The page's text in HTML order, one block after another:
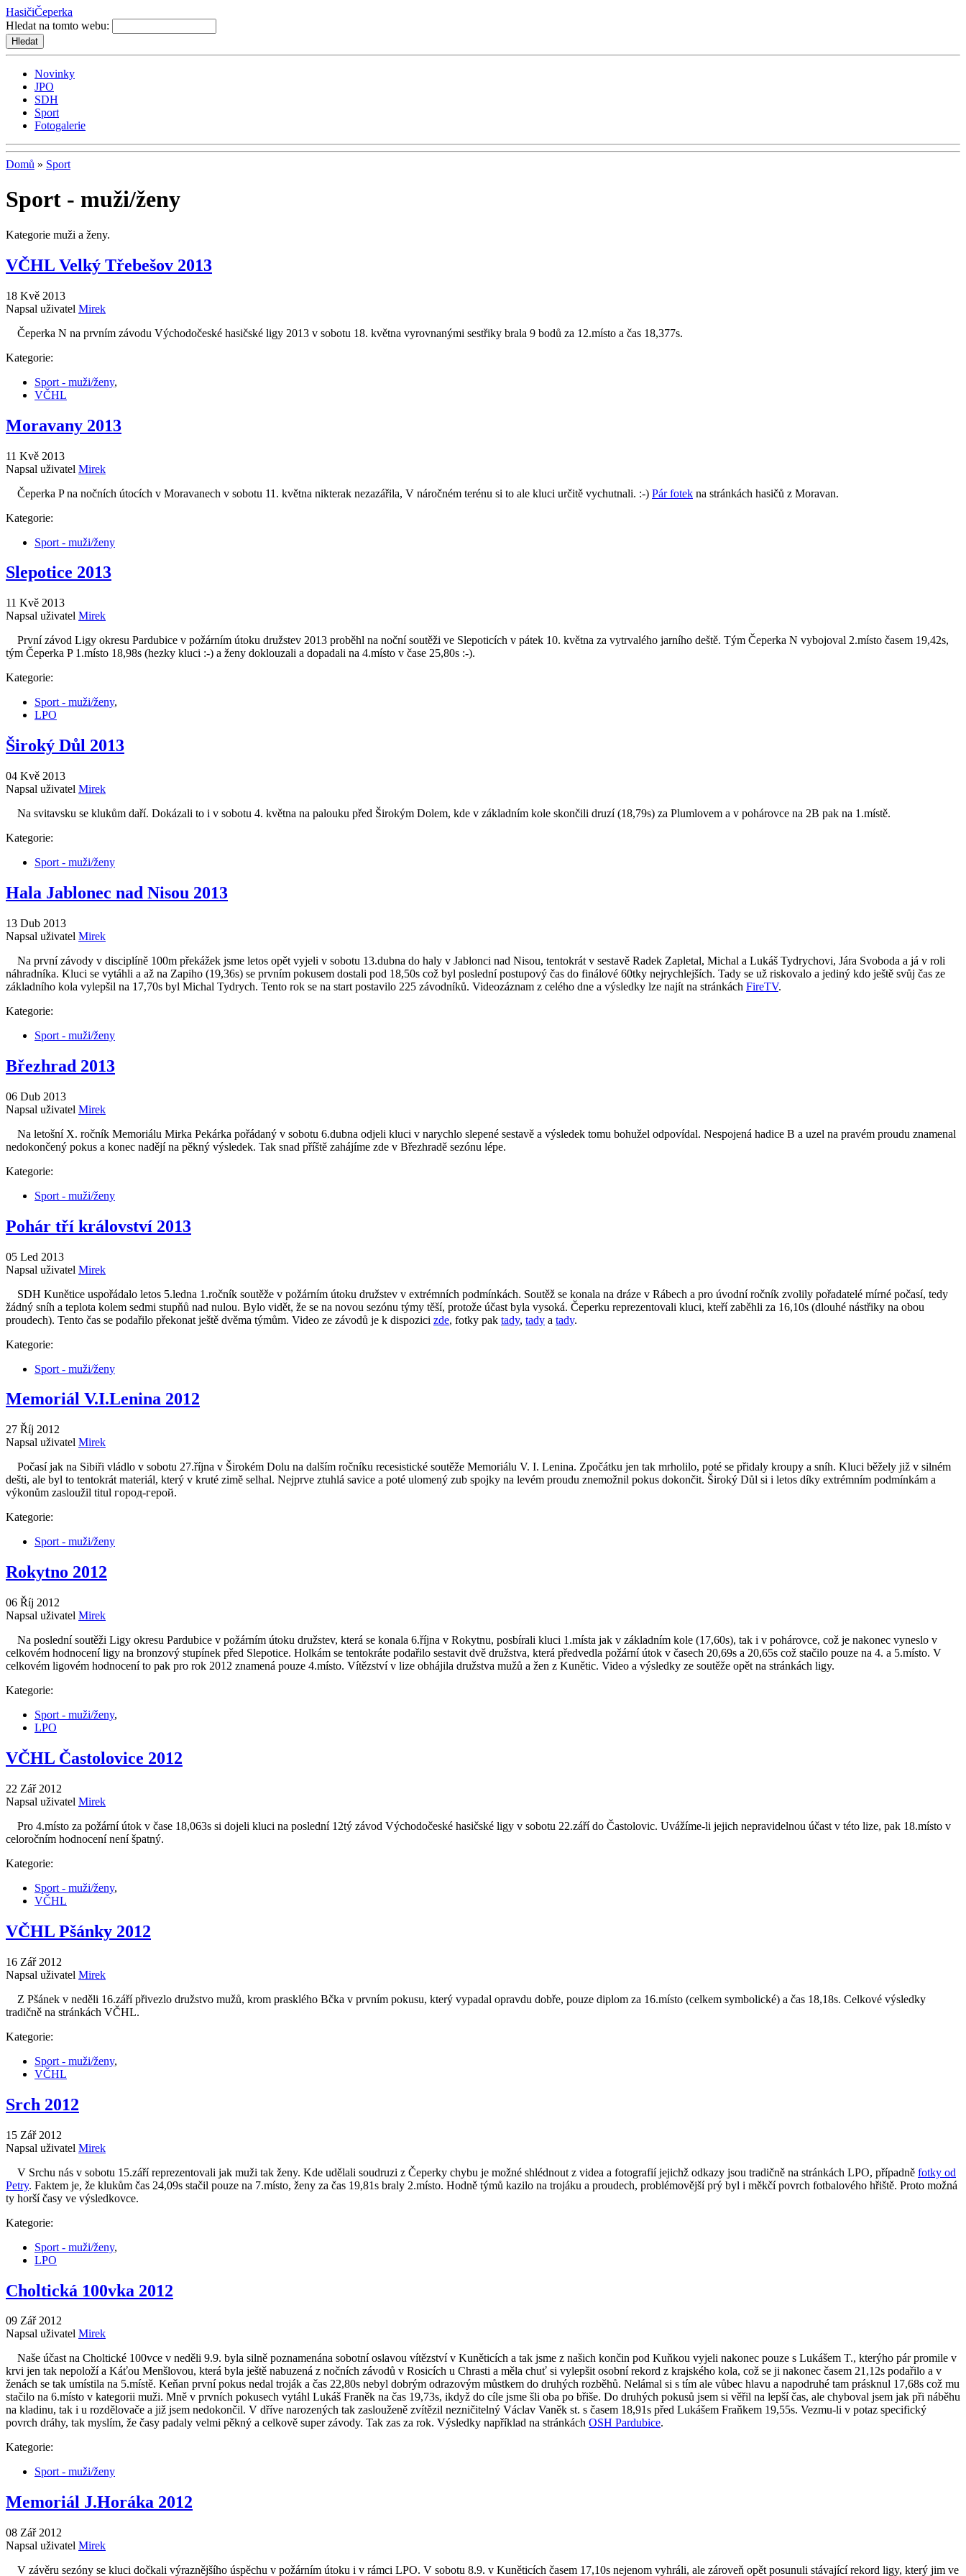
HasičiČeperka
Hledat na tomto webu:
Novinky
JPO
SDH
Sport
Fotogalerie
Domů » Sport
Sport - muži/ženy
Kategorie muži a ženy.
VČHL Velký Třebešov 2013
18 Kvě 2013
Napsal uživatel Mirek
Čeperka N na prvním závodu Východočeské hasičské ligy 2013 v sobotu 18. května vyrovnanými sestřiky brala 9 bodů za 12.místo a čas 18,377s.
Kategorie:
Sport - muži/ženy,
VČHL
Moravany 2013
11 Kvě 2013
Napsal uživatel Mirek
Čeperka P na nočních útocích v Moravanech v sobotu 11. května nikterak nezazářila, V náročném terénu si to ale kluci určitě vychutnali. :-) Pár fotek na stránkách hasičů z Moravan.
Kategorie:
Sport - muži/ženy
Slepotice 2013
11 Kvě 2013
Napsal uživatel Mirek
První závod Ligy okresu Pardubice v požárním útoku družstev 2013 proběhl na noční soutěži ve Slepoticích v pátek 10. května za vytrvalého jarního deště. Tým Čeperka N vybojoval 2.místo časem 19,42s,
tým Čeperka P 1.místo 18,98s (hezky kluci :-) a ženy doklouzali a dopadali na 4.místo v čase 25,80s :-).
Kategorie:
Sport - muži/ženy,
LPO
Široký Důl 2013
04 Kvě 2013
Napsal uživatel Mirek
Na svitavsku se klukům daří. Dokázali to i v sobotu 4. května na palouku před Širokým Dolem, kde v základním kole skončili druzí (18,79s) za Plumlovem a v pohárovce na 2B pak na 1.místě.
Kategorie:
Sport - muži/ženy
Hala Jablonec nad Nisou 2013
13 Dub 2013
Napsal uživatel Mirek
Na první závody v disciplíně 100m překážek jsme letos opět vyjeli v sobotu 13.dubna do haly v Jablonci nad Nisou, tentokrát v sestavě Radek Zapletal, Michal a Lukáš Tydrychovi, Jára Svoboda a já v roli
náhradníka. Kluci se vytáhli a až na Zapiho (19,36s) se prvním pokusem dostali pod 18,50s což byl poslední postupový čas do finálové 60tky nejrychlejších. Tady se už riskovalo a jediný kdo ještě svůj čas ze
základního kola vylepšil na 17,70s byl Michal Tydrych. Tento rok se na start postavilo 225 závodníků. Videozáznam z celého dne a výsledky lze najít na stránkách FireTV.
Kategorie:
Sport - muži/ženy
Březhrad 2013
06 Dub 2013
Napsal uživatel Mirek
Na letošní X. ročník Memoriálu Mirka Pekárka pořádaný v sobotu 6.dubna odjeli kluci v narychlo slepené sestavě a výsledek tomu bohužel odpovídal. Nespojená hadice B a uzel na pravém proudu znamenal
nedokončený pokus a konec nadějí na pěkný výsledek. Tak snad příště zahájíme zde v Březhradě sezónu lépe.
Kategorie:
Sport - muži/ženy
Pohár tří království 2013
05 Led 2013
Napsal uživatel Mirek
SDH Kunětice uspořádalo letos 5.ledna 1.ročník soutěže v požárním útoku družstev v extrémních podmínkách. Soutěž se konala na dráze v Rábech a pro úvodní ročník zvolily pořadatelé mírné počasí, tedy
žádný sníh a teplota kolem sedmi stupňů nad nulou. Bylo vidět, že se na novou sezónu týmy těší, protože účast byla vysoká. Čeperku reprezentovali kluci, kteří zaběhli za 16,10s (dlouhé nástřiky na obou
proudech). Tento čas se podařilo překonat ještě dvěma týmům. Video ze závodů je k dispozici zde, fotky pak tady, tady a tady.
Kategorie:
Sport - muži/ženy
Memoriál V.I.Lenina 2012
27 Říj 2012
Napsal uživatel Mirek
Počasí jak na Sibiři vládlo v sobotu 27.října v Širokém Dolu na dalším ročníku recesistické soutěže Memoriálu V. I. Lenina. Zpočátku jen tak mrholilo, poté se přidaly kroupy a sníh. Kluci běžely již v silném
dešti, ale byl to tentokrát materiál, který v kruté zimě selhal. Nejprve ztuhlá savice a poté ulomený zub spojky na levém proudu znemožnil pokus dokončit. Široký Důl si i letos díky extrémním podmínkám a
výkonům zasloužil titul город-герой.
Kategorie:
Sport - muži/ženy
Rokytno 2012
06 Říj 2012
Napsal uživatel Mirek
Na poslední soutěži Ligy okresu Pardubice v požárním útoku družstev, která se konala 6.října v Rokytnu, posbírali kluci 1.místa jak v základním kole (17,60s), tak i v pohárovce, což je nakonec vyneslo v
celkovém hodnocení ligy na bronzový stupínek před Slepotice. Holkám se tentokráte podařilo sestavit dvě družstva, která předvedla požární útok v časech 20,69s a 20,65s což stačilo pouze na 4. a 5.místo. V
celkovém ligovém hodnocení to pak pro rok 2012 znamená pouze 4.místo. Vítězství v lize obhájila družstva mužů a žen z Kunětic. Video a výsledky ze soutěže opět na stránkách ligy.
Kategorie:
Sport - muži/ženy,
LPO
VČHL Častolovice 2012
22 Zář 2012
Napsal uživatel Mirek
Pro 4.místo za požární útok v čase 18,063s si dojeli kluci na poslední 12tý závod Východočeské hasičské ligy v sobotu 22.září do Častolovic. Uvážíme-li jejich nepravidelnou účast v této lize, pak 18.místo v
celoročním hodnocení není špatný.
Kategorie:
Sport - muži/ženy,
VČHL
VČHL Pšánky 2012
16 Zář 2012
Napsal uživatel Mirek
Z Pšánek v neděli 16.září přivezlo družstvo mužů, krom prasklého Bčka v prvním pokusu, který vypadal opravdu dobře, pouze diplom za 16.místo (celkem symbolické) a čas 18,18s. Celkové výsledky
tradičně na stránkách VČHL.
Kategorie:
Sport - muži/ženy,
VČHL
Srch 2012
15 Zář 2012
Napsal uživatel Mirek
V Srchu nás v sobotu 15.září reprezentovali jak muži tak ženy. Kde udělali soudruzi z Čeperky chybu je možné shlédnout z videa a fotografií jejichž odkazy jsou tradičně na stránkách LPO, případně fotky od
Petry. Faktem je, že klukům čas 24,09s stačil pouze na 7.místo, ženy za čas 19,81s braly 2.místo. Hodně týmů kazilo na trojáku a proudech, problémovější prý byl i měkčí povrch fotbalového hřiště. Proto možná
ty horší časy ve výsledkovce.
Kategorie:
Sport - muži/ženy,
LPO
Choltická 100vka 2012
09 Zář 2012
Napsal uživatel Mirek
Naše účast na Choltické 100vce v neděli 9.9. byla silně poznamenána sobotní oslavou vítězství v Kuněticích a tak jsme z našich končin pod Kuňkou vyjeli nakonec pouze s Lukášem T., kterýho pár promile v
krvi jen tak nepoloží a Káťou Menšlovou, která byla ještě nabuzená z nočních závodů v Rosicích u Chrasti a měla chuť si vylepšit osobní rekord z krajského kola, což se ji nakonec časem 21,12s podařilo a v
ženách se tak umístila na 5.místě. Keňan první pokus nedal troják a čas 22,80s nebyl dobrým odrazovým můstkem do druhých rozběhů. Nelámal si s tím ale vůbec hlavu a napodruhé tam prásknul 17,68s což mu
stačilo na 6.místo v kategorii muži. Mně v prvních pokusech vytáhl Lukáš Franěk na čas 19,73s, ikdyž do cíle jsme šli oba po břiše. Do druhých pokusů jsem si věřil na lepší čas, ale chyboval jsem jak při náběhu
na kladinu, tak i u rozdělovače a již jsem nedokončil. V dříve narozených tak zaslouženě zvítězil nezničitelný Václav Vaněk st. s časem 18,91s před Lukášem Fraňkem 19,55s. Vezmu-li v potaz specifický
povrch dráhy, tak myslím, že časy padaly velmi pěkný a celkově super závody. Tak zas za rok. Výsledky například na stránkách OSH Pardubice.
Kategorie:
Sport - muži/ženy
Memoriál J.Horáka 2012
08 Zář 2012
Napsal uživatel Mirek
V závěru sezóny se kluci dočkali výraznějšího úspěchu v požárním útoku i v rámci LPO. V sobotu 8.9. v Kuněticích časem 17,10s nejenom vyhráli, ale zároveň opět posunuli stávající rekord ligy, který jim ve